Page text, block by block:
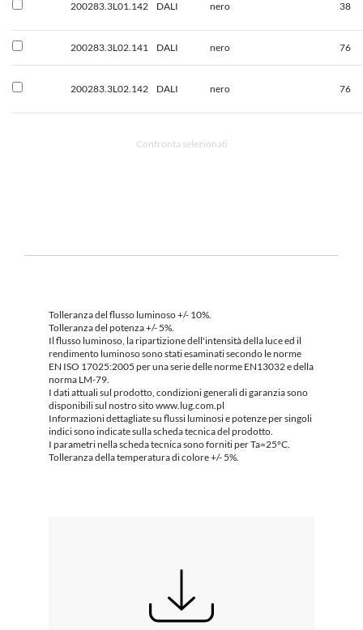
200283.3L01.142 DALI nero 38
200283.3L02.141 DALI nero 76
200283.3L02.142 DALI nero 76
Confronta selezionati
Tolleranza del flusso luminoso +/- 10%.
Tolleranza del potenza +/- 5%.
Il flusso luminoso, la ripartizione dell'intensità della luce ed il
rendimento luminoso sono stati esaminati secondo le norme
EN ISO 17025:2005 per una serie delle norme EN13032 e della
norma LM-79.
I dati attuali sul prodotto, condizioni generali di garanzia sono
disponibili sul nostro sito www.lug.com.pl
Informazioni dettagliate su flussi luminosi e potenze per singoli
indici sono indicate sulla scheda tecnica del prodotto.
I parametri nella scheda tecnica sono forniti per Ta=25°C.
Tolleranza della temperatura di colore +/- 5%.